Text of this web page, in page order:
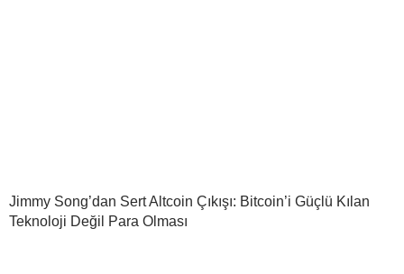
Jimmy Song’dan Sert Altcoin Çıkışı: Bitcoin’i Güçlü Kılan
Teknoloji Değil Para Olması